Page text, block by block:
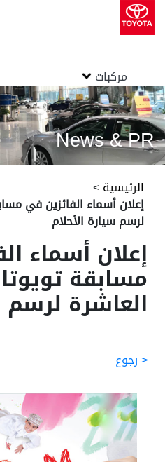
مركبات
News & PR
الرئيسية>
إعلان أسماء الفائزين في
لرسم سيارة الأحلام
إعلان أسماء
مسابقة
العاشرة لرسم
< رجوع